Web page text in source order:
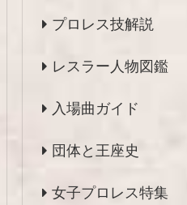
プロレス技解説
レスラー人物図鑑
入場曲ガイド
団体と王座史
女子プロレス特集